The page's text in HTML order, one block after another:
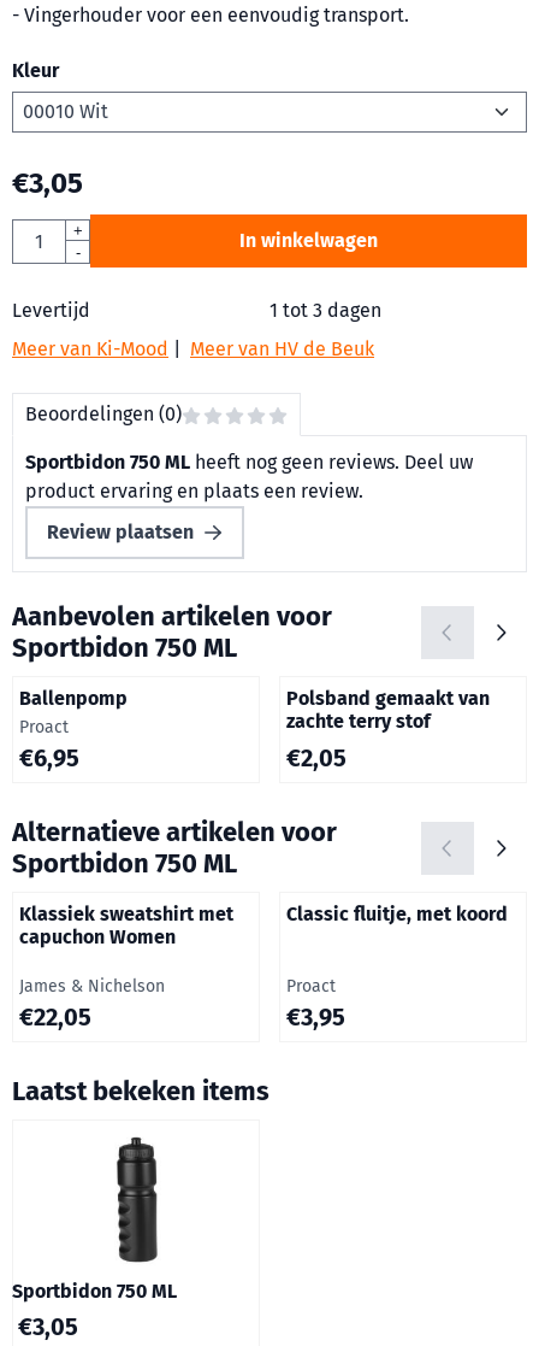
- Vingerhouder voor een eenvoudig transport.
Kleur
€3,05
Aantal
+
-
In winkelwagen
Levertijd
1 tot 3 dagen
Meer van Ki-Mood
Meer van HV de Beuk
Beoordelingen (0)
Sportbidon 750 ML heeft nog geen reviews. Deel uw
product ervaring en plaats een review.
Review plaatsen
Aanbevolen artikelen voor
Sportbidon 750 ML
Ballenpomp
Merk:
Proact
Prijs: 6,95
€6,95
Polsband gemaakt van
zachte terry stof
Prijs: 2,05
€2,05
Alternatieve artikelen voor
Sportbidon 750 ML
Klassiek sweatshirt met
capuchon Women
Merk:
James & Nichelson
Prijs: 22,05
€22,05
Classic fluitje, met koord
Merk:
Proact
Prijs: 3,95
€3,95
Laatst bekeken items
Sportbidon 750 ML
€3,05